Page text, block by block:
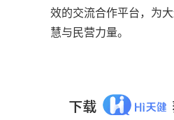
效的交流合作平台，为
慧与民营力量。